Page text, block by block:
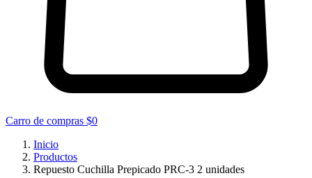
Carro de compras $0
Inicio
Productos
Repuesto Cuchilla Prepicado PRC-3 2 unidades